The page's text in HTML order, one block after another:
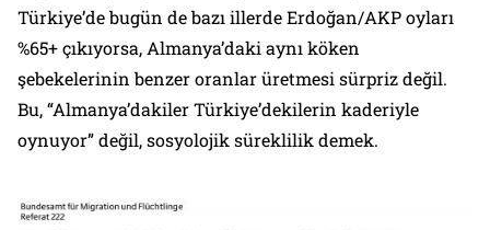
Türkiye’de bugün de bazı illerde Erdoğan/AKP oyları
%65+ çıkıyorsa, Almanya’daki aynı köken
şebekelerinin benzer oranlar üretmesi sürpriz değil.
Bu, “Almanya’dakiler Türkiye’dekilerin kaderiyle
oynuyor” değil, sosyolojik süreklilik demek.